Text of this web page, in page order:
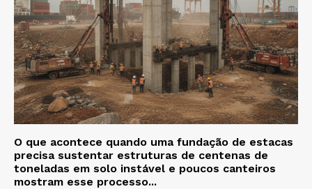
O que acontece quando uma fundação de estacas
precisa sustentar estruturas de centenas de
toneladas em solo instável e poucos canteiros
mostram esse processo...